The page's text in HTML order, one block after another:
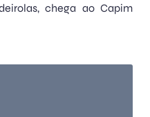
chega ao Capim